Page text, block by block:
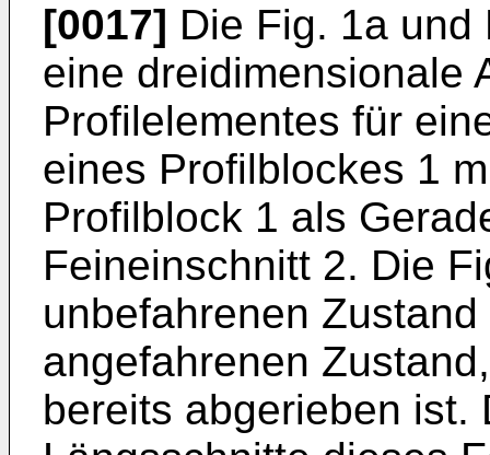
[0017] Die Fig. 1a
eine dreidimensionale
Profilelementes für
eines Profilblockes 1
Profilblock 1 als
Feineinschnitt 2. Die
unbefahrenen
angefahrenen
bereits abgerieben ist.